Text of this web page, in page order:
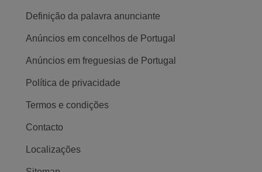
Definição da palavra anunciante
Anúncios em concelhos de Portugal
Anúncios em freguesias de Portugal
Política de privacidade
Termos e condições
Contacto
Localizações